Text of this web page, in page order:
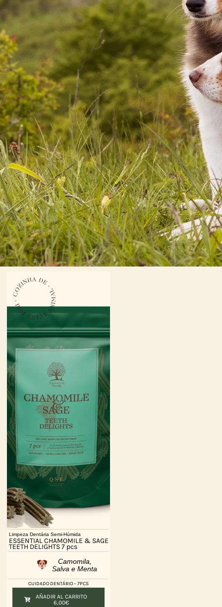
Limpeza Dentária Semi-Húmida
ESSENTIAL CHAMOMILE & SAGE
TEETH DELIGHTS 7 pcs
Camomila,
Salva e Menta
CUIDADO DENTÁRIO – 7PCS
AÑADIR AL CARRITO
6,00€